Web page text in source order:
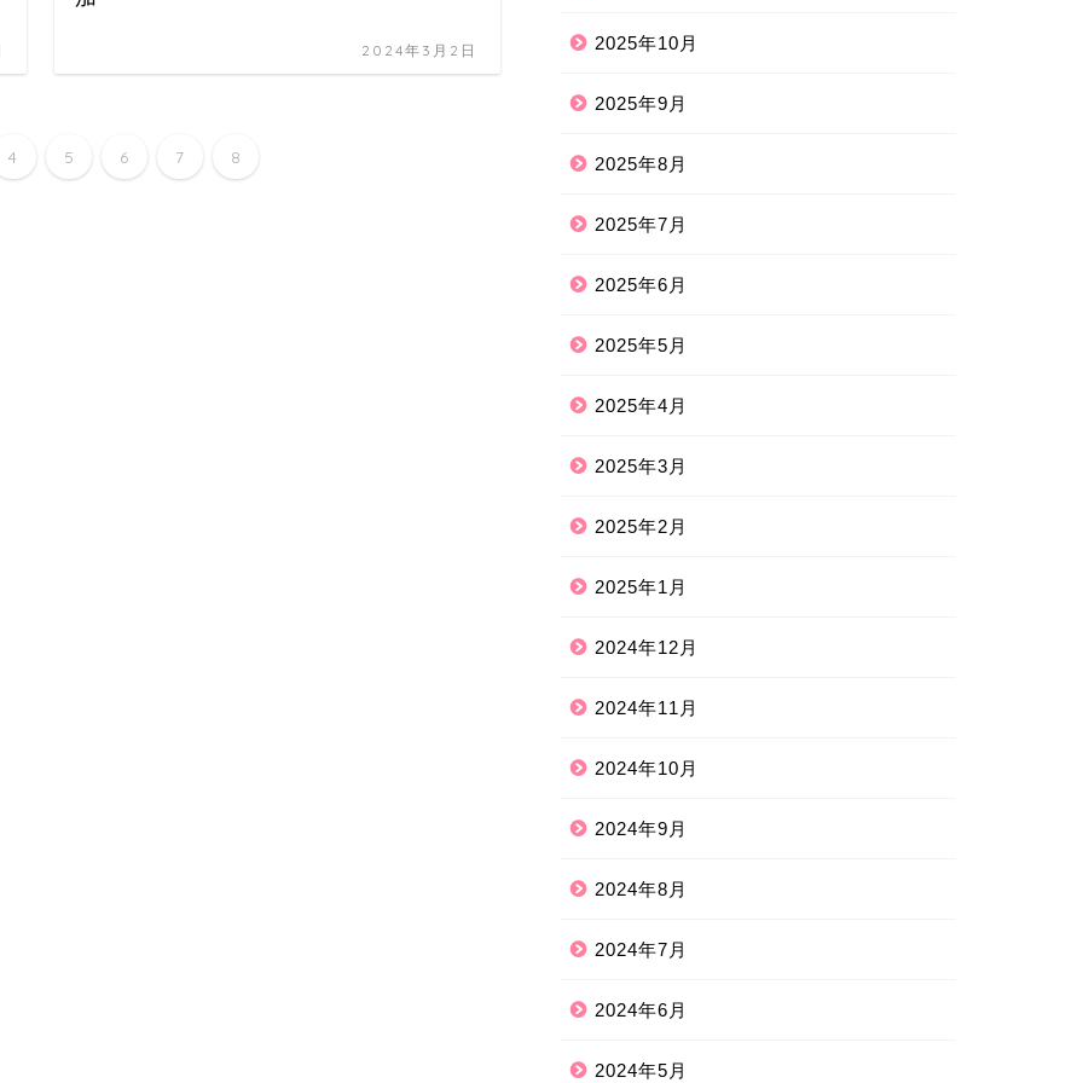
2024年3月2日
4 5 6 7 8
2025年10月
2025年9月
2025年8月
2025年7月
2025年6月
2025年5月
2025年4月
2025年3月
2025年2月
2025年1月
2024年12月
2024年11月
2024年10月
2024年9月
2024年8月
2024年7月
2024年6月
2024年5月